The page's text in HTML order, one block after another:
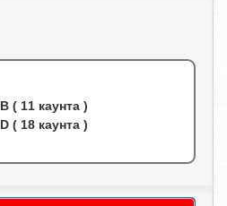
B ( 11 каунта )
D ( 18 каунта )